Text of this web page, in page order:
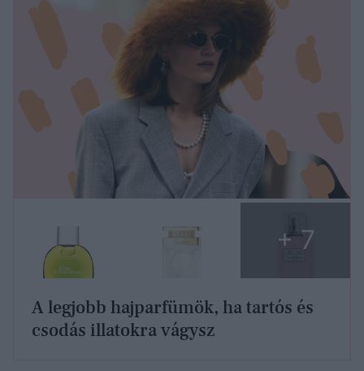
A legjobb hajparfümök, ha tartós és
csodás illatokra vágysz
+ 7